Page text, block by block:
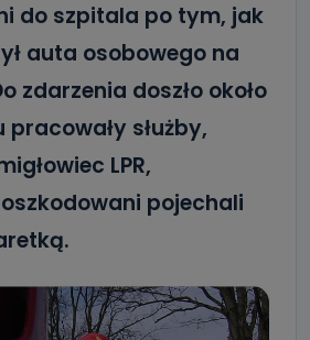
do szpitala po tym, jak
auta osobowego na
zdarzenia doszło około
pracowały służby,
LPR,
pojechali